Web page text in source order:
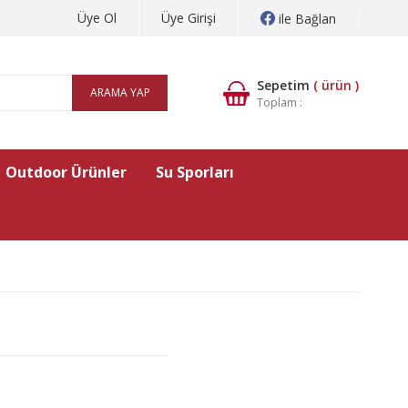
Üye Ol Üye Girişi ile Bağlan
ARAMA YAP Sepetim ( ürün )
Toplam :
Outdoor Ürünler Su Sporları